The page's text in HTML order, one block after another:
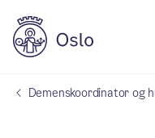
Demenskoordinator og